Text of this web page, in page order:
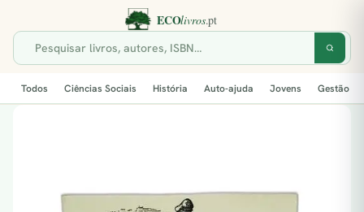
Todos Ciências Sociais História Auto-ajuda Jovens Gestão